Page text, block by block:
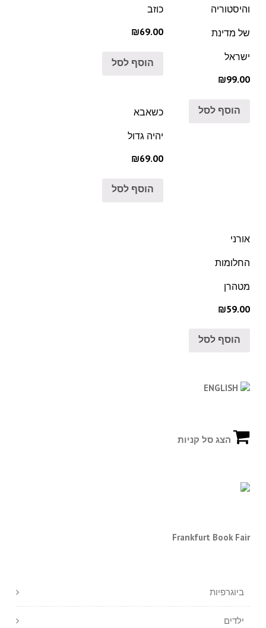
והיסטוריה
של מדינת
ישראל
₪99.00
הוסף לסל
כוזב
₪69.00
הוסף לסל
כשאבא
יהיה גדול
₪69.00
הוסף לסל
אורני
החלומות
מטהרן
₪59.00
הוסף לסל
הצג סל קניות
Frankfurt Book Fair
ביוגרפיות
ילדים